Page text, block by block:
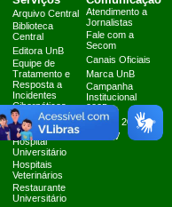
Arquivo Central
Biblioteca
Central
Editora UnB
Equipe de
Tratamento e
Resposta a
Incidentes
Cibernéticos
Fazenda Água
Limpa
Hospital
Universitário
Hospitais
Veterinários
Restaurante
Universitário
Atendimento a
Jornalistas
Fale com a
Secom
Canais Oficiais
Marca UnB
Campanha
Institucional
2025
Planner 2024
UnB TV